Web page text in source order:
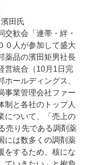
田氏
歓会「連帯・絆・
０人が参加して盛大
薬品の濱田矩男社長
営統合（10月1日完
ールディングス、
事業管理会社ファー
制と各社のトップ人
について、「売上の
売り先である調剤薬
には数多くの調剤薬
をするため、核にな